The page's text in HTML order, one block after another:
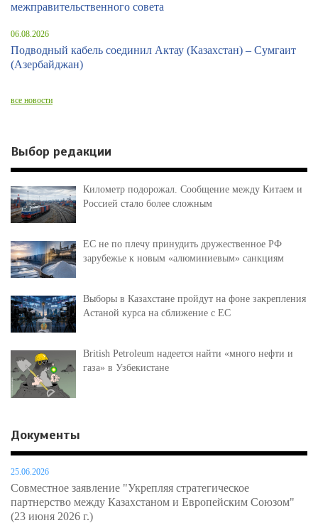
межправительственного совета
06.08.2026
Подводный кабель соединил Актау (Казахстан) – Сумгаит
(Азербайджан)
все новости
Выбор редакции
Километр подорожал. Сообщение между Китаем и
Россией стало более сложным
ЕС не по плечу принудить дружественное РФ
зарубежье к новым «алюминиевым» санкциям
Выборы в Казахстане пройдут на фоне закрепления
Астаной курса на сближение с ЕС
British Petroleum надеется найти «много нефти и
газа» в Узбекистане
Документы
25.06.2026
Совместное заявление "Укрепляя стратегическое
партнерство между Казахстаном и Европейским Союзом"
(23 июня 2026 г.)